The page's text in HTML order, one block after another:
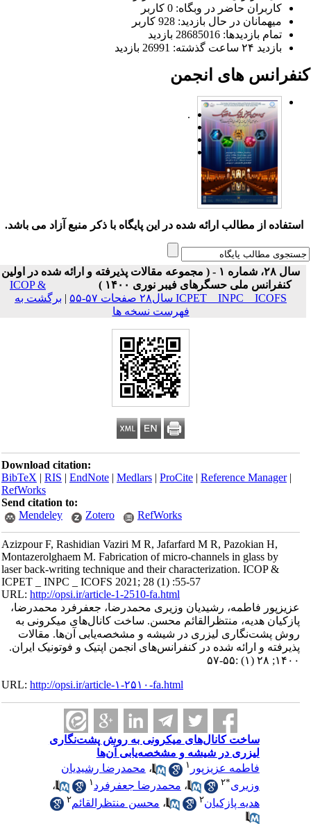
کاربران حاضر در وبگاه: 0 کاربر
میهمانان در حال بازدید: 928 کاربر
تمام بازدید‌ها: 28685016 بازدید
بازدید ۲۴ ساعت گذشته: 26991 بازدید
های انجمن
.
استفاده از مطالب ارائه شده در این پایگاه با ذکر منبع آزاد می باشد.
سال ۲۸، شماره ۱ - ( مجموعه مقالات پذیرفته و ارائه شده در اولین
کنفرانس ملی حسگرهای فیبر نوری ۱۴۰۰ )
ICOP &
ICPET _ INPC _ ICOFS سال۲۸ صفحات ۵۷-۵۵
|برگشت به
فهرست نسخه ها
Download citation:
BibTeX|RIS|EndNote|Medlars|ProCite|Reference Manager
RefWorks
Send citation to:
Mendeley
Zotero RefWorks
Azizpour F, Rashidian Vaziri M R, Jafarfard M R, Pazokian H,
Montazerolghaem M. Fabrication of micro-channels in glass by
laser back-writing technique and their characterization. ICOP &
ICPET _ INPC _ ICOFS 2021; 28 (1) :55-57
URL:http://opsi.ir/article-1-2510-fa.html
عزیزپور فاطمه، رشیدیان وزیری محمدرضا، جعفرفرد محمدرضا،
پازکیان هدیه، منتظرالقائم محسن. ساخت کانال‌های میکرونی به
روش پشت‌نگاری لیزری در شیشه و مشخصه‌یابی آن‌ها. مقالات
پذیرفته و ارائه شده در کنفرانس‌های انجمن اپتیک و فوتونیک ایران.
۱۴۰۰; ۲۸ (۱) :۵۵-۵۷
URL:http://opsi.ir/article-۱-۲۵۱۰-fa.html
ساخت کانال‌های میکرونی به روش پشت‌نگاری
لیزری در شیشه و مشخصه‌یابی آن‌ها
فاطمه عزیزپور
،محمدرضا رشیدیان
وزیری
۲ ،محمدرضا جعفرفرد
،
هدیه پازکیان ۲ ،محسن منتظرالقائم